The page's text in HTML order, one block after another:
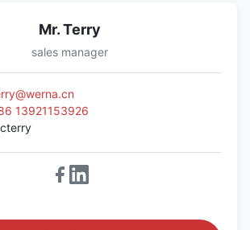
Mr. Terry
sales manager
13921153926